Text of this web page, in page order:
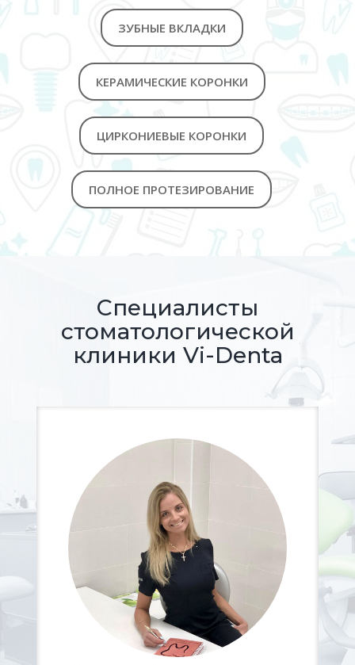
ЗУБНЫЕ ВКЛАДКИ
КЕРАМИЧЕСКИЕ КОРОНКИ
ЦИРКОНИЕВЫЕ КОРОНКИ
ПОЛНОЕ ПРОТЕЗИРОВАНИЕ
Специалисты
стоматологической
клиники Vi-Denta